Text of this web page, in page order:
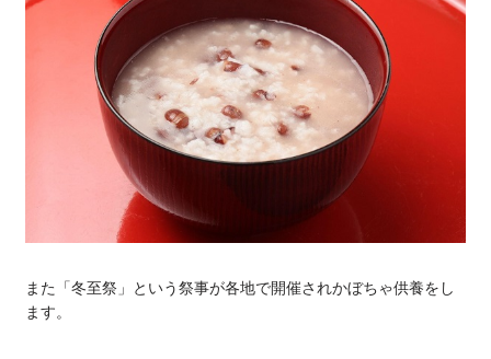
また「冬至祭」という祭事が各地で開催されかぼちゃ供養をし
ます。